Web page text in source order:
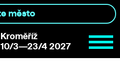
Kroměříž
10/3—23/4 2027